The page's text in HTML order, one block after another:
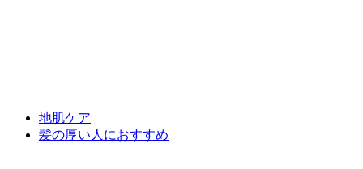
地肌ケア
髪の厚い人におすすめ